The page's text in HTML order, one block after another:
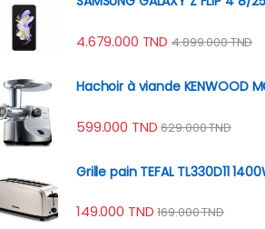
4.679.000 TND 4.899.000TND
Hachoir à viande KENWOOD
599.000 TND 629.000TND
Grille pain TEFAL TL330D11
149.000 TND 169.000TND